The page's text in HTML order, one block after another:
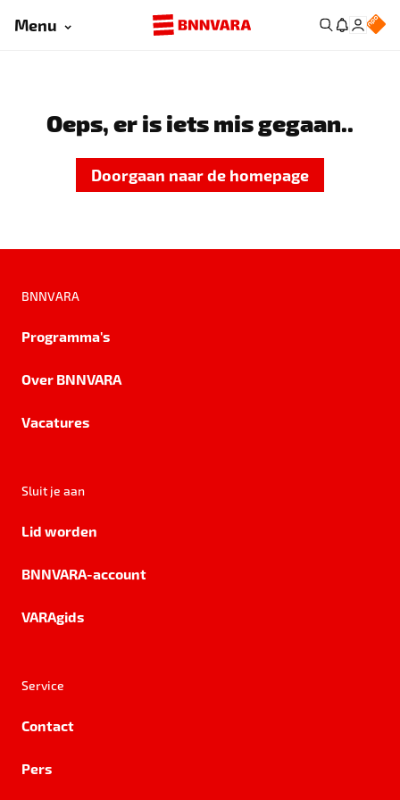
Menu
Oeps, er is iets mis gegaan..
Doorgaan naar de homepage
BNNVARA
Programma's
Over BNNVARA
Vacatures
Sluit je aan
Lid worden
BNNVARA-account
VARAgids
Service
Contact
Pers